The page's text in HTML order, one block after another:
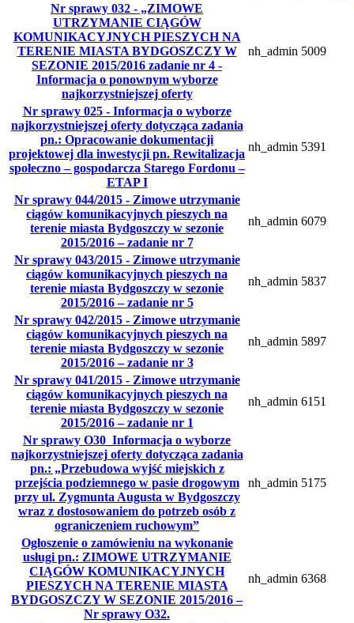
Nr sprawy 032 - „ZIMOWE
UTRZYMANIE CIĄGÓW
KOMUNIKACYJNYCH PIESZYCH NA
TERENIE MIASTA BYDGOSZCZY W
SEZONIE 2015/2016 zadanie nr 4 -
Informacja o ponownym wyborze
najkorzystniejszej oferty
nh_admin 5009
Nr sprawy 025 - Informacja o wyborze
najkorzystniejszej oferty dotycząca zadania
pn.: Opracowanie dokumentacji
projektowej dla inwestycji pn. Rewitalizacja
społeczno – gospodarcza Starego Fordonu –
ETAP I
nh_admin 5391
Nr sprawy 044/2015 - Zimowe utrzymanie
ciągów komunikacyjnych pieszych na
terenie miasta Bydgoszczy w sezonie
2015/2016 – zadanie nr 7
nh_admin 6079
Nr sprawy 043/2015 - Zimowe utrzymanie
ciągów komunikacyjnych pieszych na
terenie miasta Bydgoszczy w sezonie
2015/2016 – zadanie nr 5
nh_admin 5837
Nr sprawy 042/2015 - Zimowe utrzymanie
ciągów komunikacyjnych pieszych na
terenie miasta Bydgoszczy w sezonie
2015/2016 – zadanie nr 3
nh_admin 5897
Nr sprawy 041/2015 - Zimowe utrzymanie
ciągów komunikacyjnych pieszych na
terenie miasta Bydgoszczy w sezonie
2015/2016 – zadanie nr 1
nh_admin 6151
Nr sprawy O30_Informacja o wyborze
najkorzystniejszej oferty dotycząca zadania
pn.: „Przebudowa wyjść miejskich z
przejścia podziemnego w pasie drogowym
przy ul. Zygmunta Augusta w Bydgoszczy
wraz z dostosowaniem do potrzeb osób z
ograniczeniem ruchowym”
nh_admin 5175
Ogłoszenie o zamówieniu na wykonanie
usługi pn.: ZIMOWE UTRZYMANIE
CIĄGÓW KOMUNIKACYJNYCH
PIESZYCH NA TERENIE MIASTA
BYDGOSZCZY W SEZONIE 2015/2016 –
Nr sprawy O32.
nh_admin 6368